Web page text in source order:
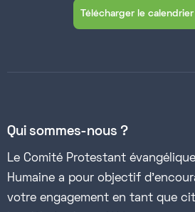
Télécharger le
Qui sommes-nous ?
Le Comité Protestant
Humaine a pour objectif
votre engagement en tant que